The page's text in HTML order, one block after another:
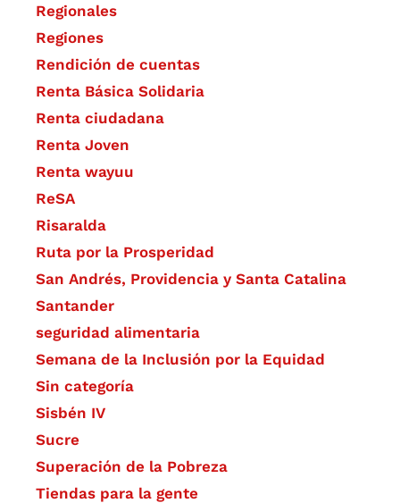
Regionales
Regiones
Rendición de cuentas
Renta Básica Solidaria
Renta ciudadana
Renta Joven
Renta wayuu
ReSA
Risaralda
Ruta por la Prosperidad
San Andrés, Providencia y Santa Catalina
Santander
seguridad alimentaria
Semana de la Inclusión por la Equidad
Sin categoría
Sisbén IV
Sucre
Superación de la Pobreza
Tiendas para la gente